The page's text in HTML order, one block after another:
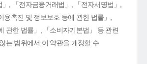
, 「전자금융거래법」, 「전자서명법」,
용촉진 및 정보보호 등에 관한 법률」,
관한 법률」, 「소비자기본법」 등 관련
는 범위에서 이 약관을 개정할 수